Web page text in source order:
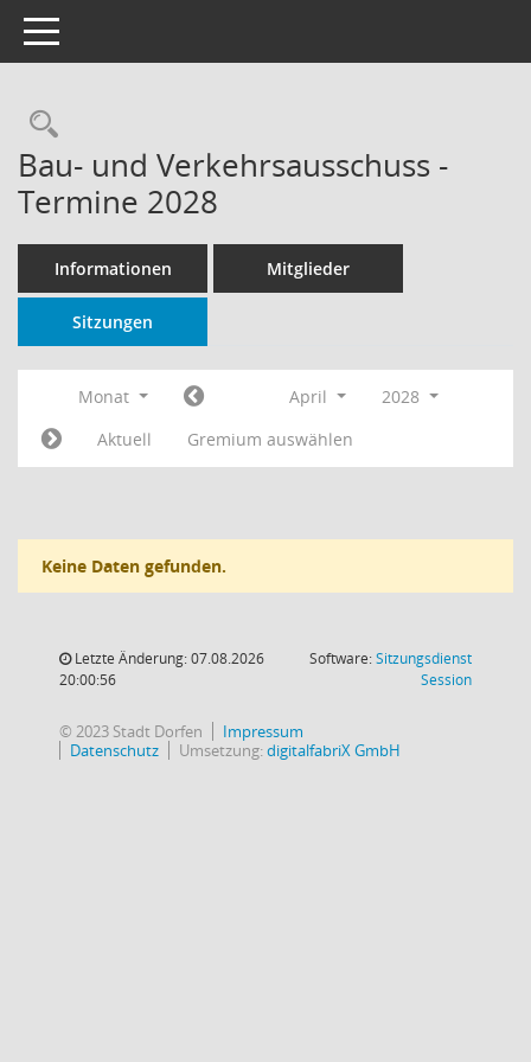
Toggle navigation
Rechercheauswahl
Bau- und Verkehrsausschuss -
Termine 2028
Informationen Mitglieder
Sitzungen
Monat April
2028
Aktuell
Gremium auswählen
Keine Daten gefunden.
Letzte Änderung: 07.08.2026
20:00:56
Software:Sitzungsdienst
Session(Wird in
© 2023 Stadt Dorfen
Impressum
Datenschutz
Umsetzung:digitalfabriX GmbH